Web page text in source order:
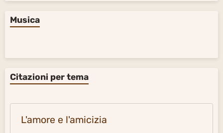
Musica
Citazioni per tema
L'amore e l'amicizia